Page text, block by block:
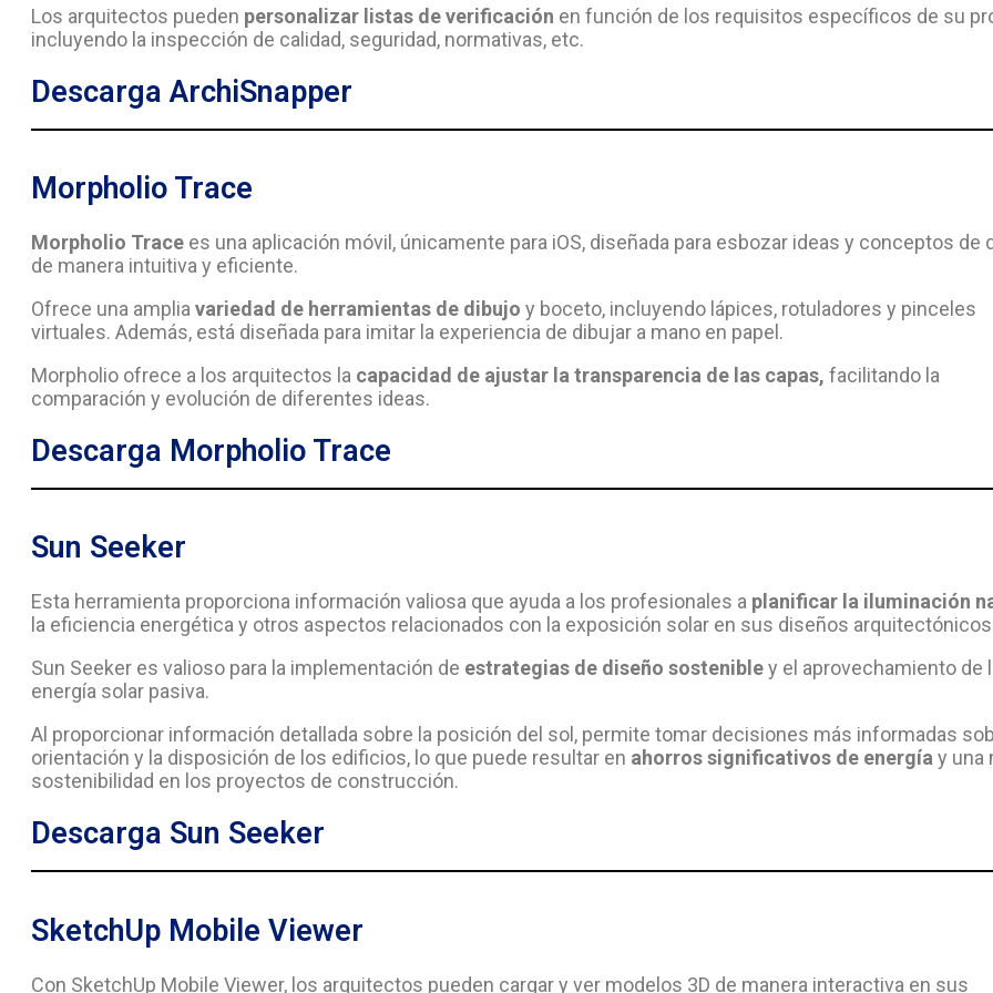
Los arquitectos pueden personalizar listas de verificación en función de los requisitos específicos de su
incluyendo la inspección de calidad, seguridad, normativas, etc.
Descarga ArchiSnapper
Morpholio Trace
Morpholio Trace es una aplicación móvil, únicamente para iOS, diseñada para esbozar ideas y conceptos de
de manera intuitiva y eficiente.
Ofrece una ampliavariedad de herramientas de dibujo y boceto, incluyendo lápices, rotuladores y pinceles
virtuales. Además, está diseñada para imitar la experiencia de dibujar a mano en papel.
Morpholio ofrece a los arquitectos la capacidad de ajustar la transparencia de las capas, facilitando la
comparación y evolución de diferentes ideas.
Descarga Morpholio Trace
Sun Seeker
Esta herramienta proporciona información valiosa que ayuda a los profesionales a planificar la iluminación
la eficiencia energética y otros aspectos relacionados con la exposición solar en sus diseños
Sun Seeker es valioso para la implementación de estrategias de diseño sostenibley el aprovechamiento de
energía solar pasiva.
Al proporcionar información detallada sobre la posición del sol, permite tomar decisiones más informadas
orientación y la disposición de los edificios, lo que puede resultar en ahorros significativos de energíay una
sostenibilidad en los proyectos de construcción.
Descarga Sun Seeker
SketchUp Mobile Viewer
Con SketchUp Mobile Viewer, los arquitectos pueden cargar y ver modelos 3D de manera interactiva en sus